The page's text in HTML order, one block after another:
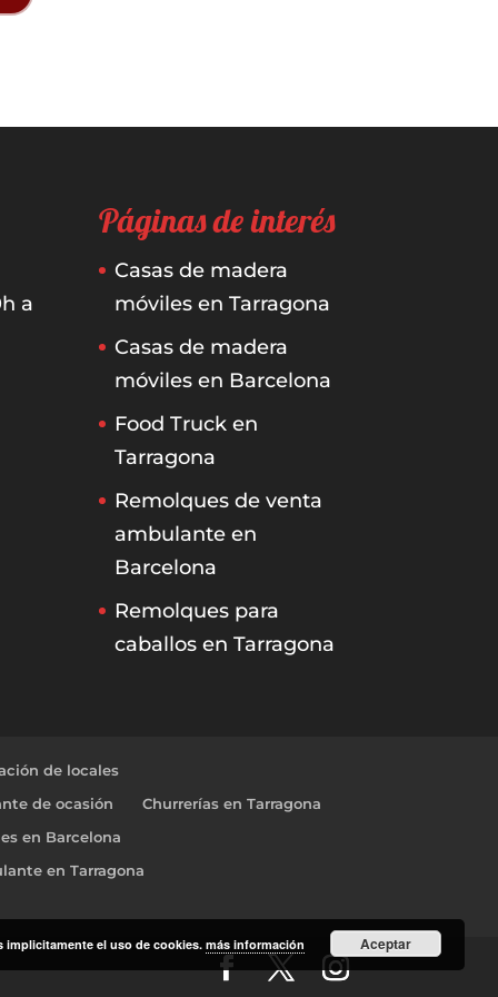
a
Páginas de interés
Casas de madera
móviles en Tarragona
Casas de madera
móviles en Barcelona
Food Truck en
Tarragona
Remolques de venta
ambulante en
Barcelona
Remolques para
caballos en Tarragona
de locales
de ocasión
Churrerías en Tarragona
en Barcelona
en Tarragona
el uso de cookies. más información Aceptar